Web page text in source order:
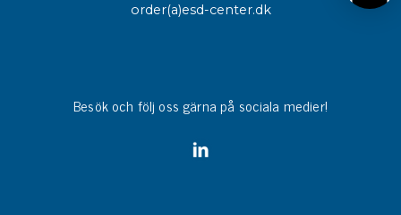
order(a)esd-center.dk
Besök och följ oss gärna på sociala medier!